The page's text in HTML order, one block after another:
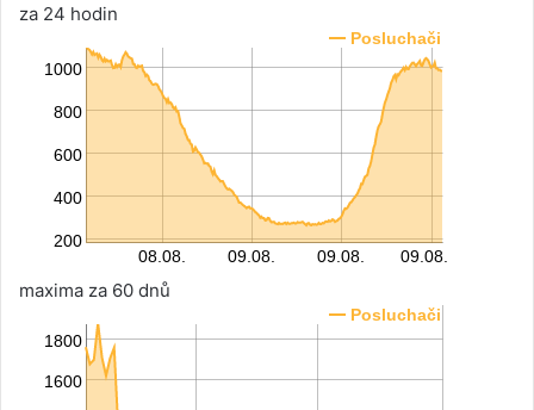
za 24 hodin
maxima za 60 dnů